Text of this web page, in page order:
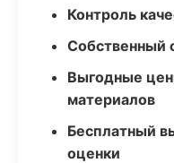
Контроль
Собственный
Выгодные
материалов
Бесплатный
оценки